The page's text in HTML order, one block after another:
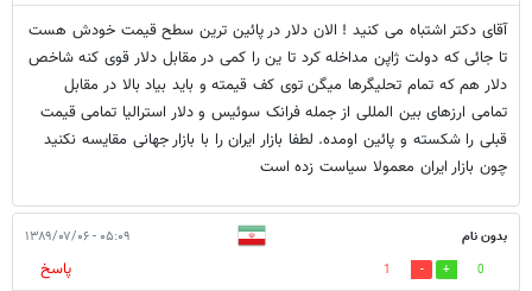
آقای دکتر اشتباه می کنید ! الان دلار در پائین ترین سطح قیمت خودش هست
تا جائی که دولت ژاپن مداخله کرد تا ین را کمی در مقابل دلار قوی کنه شاخص
دلار هم که تمام تحلیگرها میگن توی کف قیمته و باید بیاد بالا در مقابل
تمامی ارزهای بین المللی از جمله فرانک سوئیس و دلار استرالیا تمامی قیمت
قبلی را شکسته و پائین اومده. لطفا بازار ایران را با بازار جهانی مقایسه نکنید
چون بازار ایران معمولا سیاست زده است
بدون نام ۰۵:۰۹ - ۱۳۸۹/۰۷/۰۶
0
1
پاسخ